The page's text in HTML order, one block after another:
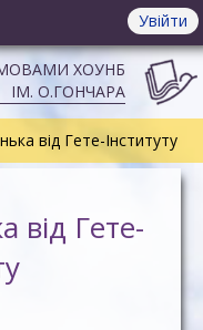
Увійти
ХОУНБ
ІМ. О.ГОНЧАРА
від Гете-Інституту
від Гете-